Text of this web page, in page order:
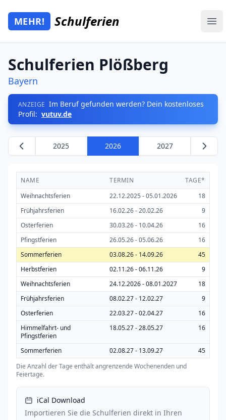
Zum Hauptinhalt springen
Mehr Schulferien
MEHR! Schulferien
Schulferien Plößberg
Bayern
ANZEIGE Im Beruf gefunden werden? Dein kostenloses
Profil: vutuv.de
2025 2026 2027
NAME TERMIN
TAGE*
Weihnachtsferien
22.12.2025 - 05.01.2026
18
Frühjahrsferien
16.02.26 - 20.02.26
9
Osterferien
30.03.26 - 10.04.26
16
Pfingstferien
26.05.26 - 05.06.26
16
Sommerferien
03.08.26 - 14.09.26
45
Herbstferien
02.11.26 - 06.11.26
9
Weihnachtsferien
24.12.2026 - 08.01.2027
18
Frühjahrsferien
08.02.27 - 12.02.27
9
Osterferien
22.03.27 - 02.04.27
16
Himmelfahrt- und
Pfingstferien
18.05.27 - 28.05.27 16
Sommerferien 02.08.27 - 13.09.27
45
Die Anzahl der Tage enthält angrenzende Wochenenden und
Feiertage.
iCal Download
Importieren Sie die Schulferien direkt in Ihren